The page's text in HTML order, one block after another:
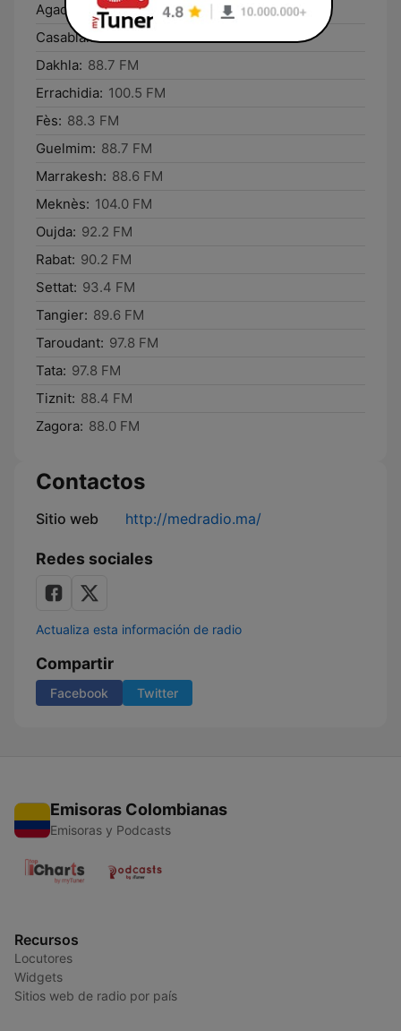
Agadir:
89.3 FM
Casablanca: 88.2 FM
Dakhla: 88.7 FM
Errachidia: 100.5 FM
Fès: 88.3 FM
Guelmim: 88.7 FM
Marrakesh: 88.6 FM
Meknès: 104.0 FM
Oujda: 92.2 FM
Rabat: 90.2 FM
Settat: 93.4 FM
Tangier: 89.6 FM
Taroudant: 97.8 FM
Tata: 97.8 FM
Tiznit: 88.4 FM
Zagora: 88.0 FM
Contactos
Sitio web http://medradio.ma/
Redes sociales
Actualiza esta información de radio
Compartir
Facebook Twitter
Emisoras Colombianas
Emisoras y Podcasts
Recursos
Locutores
Widgets
Sitios web de radio por país